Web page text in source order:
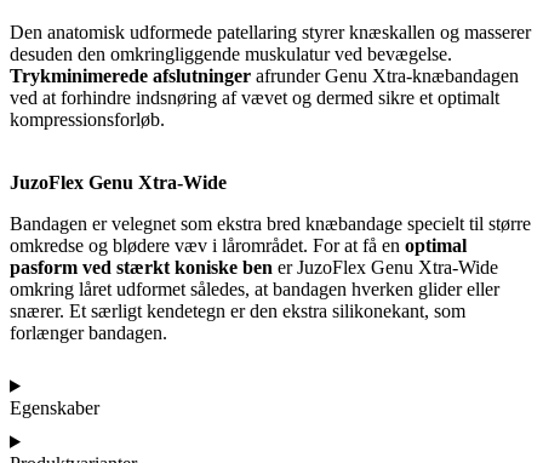
Den anatomisk udformede patellaring styrer knæskallen og masserer
desuden den omkringliggende muskulatur ved bevægelse.
Trykminimerede afslutninger afrunder Genu Xtra-knæbandagen
ved at forhindre indsnøring af vævet og dermed sikre et optimalt
kompressionsforløb.
JuzoFlex Genu Xtra-Wide
Bandagen er velegnet som ekstra bred knæbandage specielt til større
omkredse og blødere væv i lårområdet. For at få en optimal
pasform ved stærkt koniske ben er JuzoFlex Genu Xtra-Wide
omkring låret udformet således, at bandagen hverken glider eller
snærer. Et særligt kendetegn er den ekstra silikonekant, som
forlænger bandagen.
Egenskaber